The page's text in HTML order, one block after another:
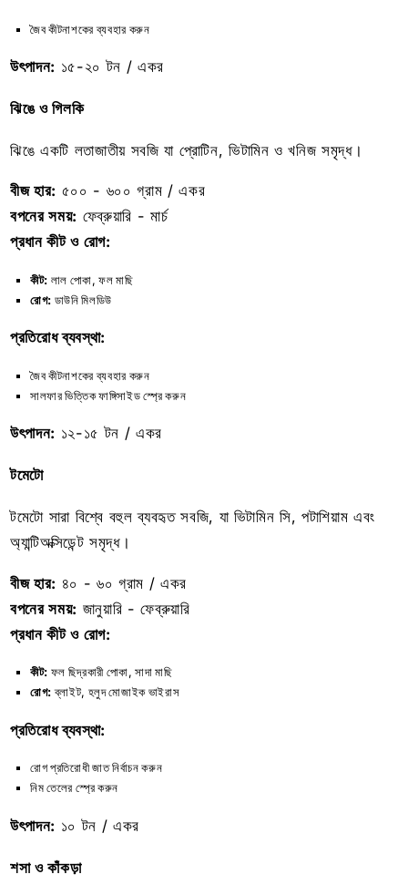
জৈব কীটনাশকের ব্যবহার করুন
উৎপাদন: ১৫-২০ টন / একর
ঝিঙে ও গিলকি
ঝিঙে একটি লতাজাতীয় সবজি যা প্রোটিন, ভিটামিন ও খনিজ সমৃদ্ধ।
বীজ হার: ৫০০ - ৬০০ গ্রাম / একর
বপনের সময়: ফেব্রুয়ারি - মার্চ
প্রধান কীট ও রোগ:
কীট: লাল পোকা, ফল মাছি
রোগ: ডাউনি মিলডিউ
প্রতিরোধ ব্যবস্থা:
জৈব কীটনাশকের ব্যবহার করুন
সালফার ভিত্তিক ফাঙ্গিসাইড স্প্রে করুন
উৎপাদন: ১২-১৫ টন / একর
টমেটো
টমেটো সারা বিশ্বে বহুল ব্যবহৃত সবজি, যা ভিটামিন সি, পটাশিয়াম এবং
অ্যান্টিঅক্সিডেন্ট সমৃদ্ধ।
বীজ হার: ৪০ - ৬০ গ্রাম / একর
বপনের সময়: জানুয়ারি - ফেব্রুয়ারি
প্রধান কীট ও রোগ:
কীট: ফল ছিদ্রকারী পোকা, সাদা মাছি
রোগ:ব্লাইট, হলুদ মোজাইক ভাইরাস
প্রতিরোধ ব্যবস্থা:
রোগ প্রতিরোধী জাত নির্বাচন করুন
নিম তেলের স্প্রে করুন
উৎপাদন: ১০ টন / একর
শসা ও কাঁকড়া